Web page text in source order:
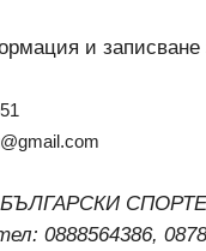
и записване
0888564386,